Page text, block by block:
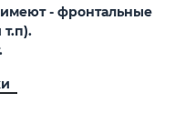
имеют - фронтальные